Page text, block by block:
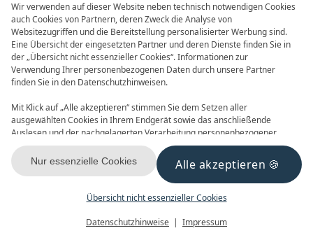
Wir verwenden auf dieser Website neben technisch notwendigen Cookies
auch Cookies von Partnern, deren Zweck die Analyse von
Websitezugriffen und die Bereitstellung personalisierter Werbung sind.
Eine Übersicht der eingesetzten Partner und deren Dienste finden Sie in
der „Übersicht nicht essenzieller Cookies“. Informationen zur
Verwendung Ihrer personenbezogenen Daten durch unsere Partner
finden Sie in den Datenschutzhinweisen.
Mit Klick auf „Alle akzeptieren“ stimmen Sie dem Setzen aller
ausgewählten Cookies in Ihrem Endgerät sowie das anschließende
Auslesen und der nachgelagerten Verarbeitung personenbezogener
Daten (z.B. Ihrer IP-Adresse) durch uns und unseren Partnern zu. Falls
Sie damit nicht einverstanden sind, klicken Sie bitte auf „Nur essenzielle
Cookies“. Eine individuelle Auswahl können Sie unter „Übersicht nicht
essenzieller Cookies“ tätigen. Sie können Ihre Auswahl im Fußbereich
dieser Website oder in den Datenschutzhinweisen jederzeit aufrufen und
Alle akzeptieren
Nur essenzielle Cookies
Übersicht nicht essenzieller Cookies
Datenschutzhinweise Impressum
GutscheineBuchen
ONLINE BUCHEN ANFRAGEN
GUTSCHEINE NEWSLETTER